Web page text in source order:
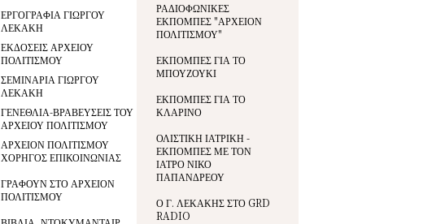
ΕΡΓΟΓΡΑΦΙΑ ΓΙΩΡΓΟΥ
ΛΕΚΑΚΗ
ΕΚΔΟΣΕΙΣ ΑΡΧΕΙΟΥ
ΠΟΛΙΤΙΣΜΟΥ
ΣΕΜΙΝΑΡΙΑ ΓΙΩΡΓΟΥ
ΛΕΚΑΚΗ
ΓΕΝΕΘΛΙΑ-ΒΡΑΒΕΥΣΕΙΣ ΤΟΥ
ΑΡΧΕΙΟΥ ΠΟΛΙΤΙΣΜΟΥ
ΑΡΧΕΙΟΝ ΠΟΛΙΤΙΣΜΟΥ
ΧΟΡΗΓΟΣ ΕΠΙΚΟΙΝΩΝΙΑΣ
ΓΡΑΦΟΥΝ ΣΤΟ ΑΡΧΕΙΟΝ
ΠΟΛΙΤΙΣΜΟΥ
ΡΑΔΙΟΦΩΝΙΚΕΣ
ΕΚΠΟΜΠΕΣ "ΑΡΧΕΙΟΝ
ΠΟΛΙΤΙΣΜΟΥ"
ΕΚΠΟΜΠΕΣ ΓΙΑ ΤΟ
ΜΠΟΥΖΟΥΚΙ
ΕΚΠΟΜΠΕΣ ΓΙΑ ΤΟ
ΚΛΑΡΙΝΟ
ΟΛΙΣΤΙΚΗ ΙΑΤΡΙΚΗ -
ΕΚΠΟΜΠΕΣ ΜΕ ΤΟΝ
ΙΑΤΡΟ ΝΙΚΟ
ΠΑΠΑΝΔΡΕΟΥ
Ο Γ. ΛΕΚΑΚΗΣ ΣΤΟ GRD
RADIO